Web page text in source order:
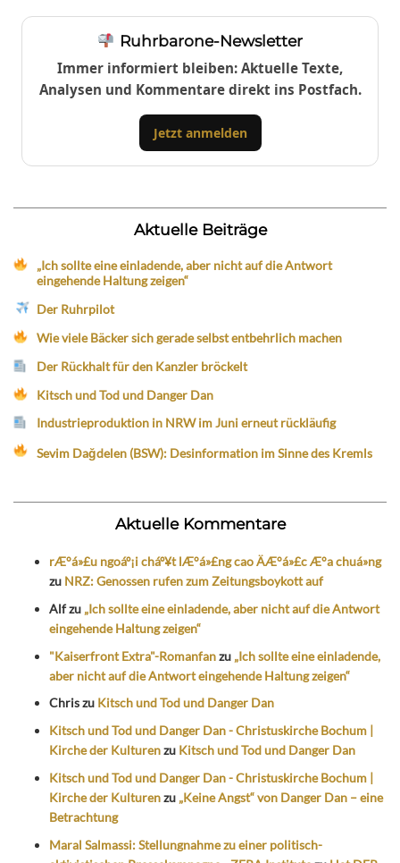
Ruhrbarone-Newsletter
Immer informiert bleiben: Aktuelle Texte,
Analysen und Kommentare direkt ins Postfach.
Jetzt anmelden
Aktuelle Beiträge
„Ich sollte eine einladende, aber nicht auf die Antwort
eingehende Haltung zeigen“
Der Ruhrpilot
Wie viele Bäcker sich gerade selbst entbehrlich machen
Der Rückhalt für den Kanzler bröckelt
Kitsch und Tod und Danger Dan
Industrieproduktion in NRW im Juni erneut rückläufig
Sevim Dağdelen (BSW): Desinformation im Sinne des Kremls
Aktuelle Kommentare
rÆ°á»£u ngoáº¡i cháº¥t lÆ°á»£ng cao ÄÆ°á»£c Æ°a chuá»ng
zu NRZ: Genossen rufen zum Zeitungsboykott auf
Alfzu „Ich sollte eine einladende, aber nicht auf die Antwort
eingehende Haltung zeigen“
"Kaiserfront Extra"-Romanfanzu „Ich sollte eine einladende,
aber nicht auf die Antwort eingehende Haltung zeigen“
Chriszu Kitsch und Tod und Danger Dan
Kitsch und Tod und Danger Dan - Christuskirche Bochum |
Kirche der Kulturenzu Kitsch und Tod und Danger Dan
Kitsch und Tod und Danger Dan - Christuskirche Bochum |
Kirche der Kulturenzu „Keine Angst“ von Danger Dan – eine
Betrachtung
Maral Salmassi: Stellungnahme zu einer politisch-